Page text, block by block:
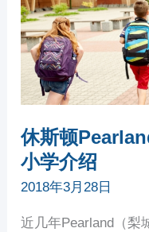
休斯顿
小学介绍
2018年3月28日
近几年Pearland（梨
顿
PEARLAND（梨
城）
最
好
的
公
立
小
学
介